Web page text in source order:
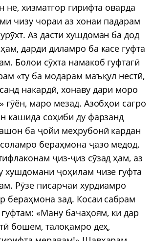
не, хизматгор гирифта оварда
чизу чораи аз хонаи падарам
Аз дасти хушдоман ба дод
дарди диламро ба касе гуфта
Болои сӯхта намакоб гуфтагӣ
«ту ба модарам маъқул нестӣ,
накардӣ, хонаву дари моро
гӯён, маро мезад. Азобҳои сагро
кашида соҳиби ду фарзанд
ба ҷойи меҳрубонӣ кардан
бераҳмона ҷазо медод.
ҷиз-ҷиз сӯзад ҳам, аз
хушдомани ҷоҳилам чизе гуфта
Рӯзе писарчаи хурдиамро
бераҳмона зад. Косаи сабрам
«Ману бачаҳоям, ки дар
бошем, талоқамро деҳ,